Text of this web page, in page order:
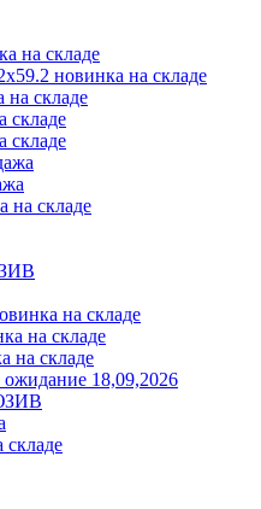
на складе
новинка на складе
на складе
складе
складе
на складе
на складе
на складе
на складе
ожидание 18,09,2026
складе